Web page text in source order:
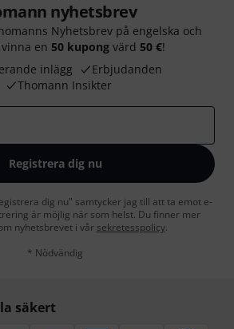
nyhetsbrev
Nyhetsbrev på engelska och
en 50 kupong värd 50 €!
inlägg
Erbjudanden
Thomann Insikter
Registrera dig nu
dig nu" samtycker jag till att ta emot e-
är möjlig när som helst. Du finner mer
nyhetsbrevet i vår sekretesspolicy.
* Nödvändig
säkert